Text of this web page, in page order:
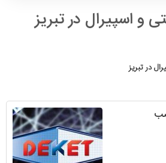
و اسپیرال در تبریز
در تبریز